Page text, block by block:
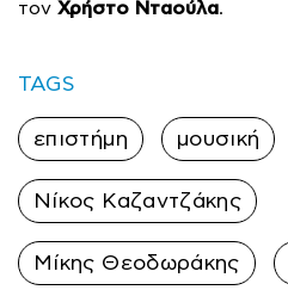
τον Χρήστο Νταούλα.
TAGS
επιστήμη μουσική
Νίκος Καζαντζάκης
Μίκης Θεοδωράκης